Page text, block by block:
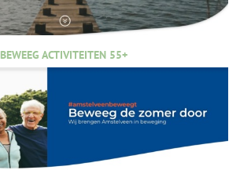
BEWEEG ACTIVITEITEN 55+